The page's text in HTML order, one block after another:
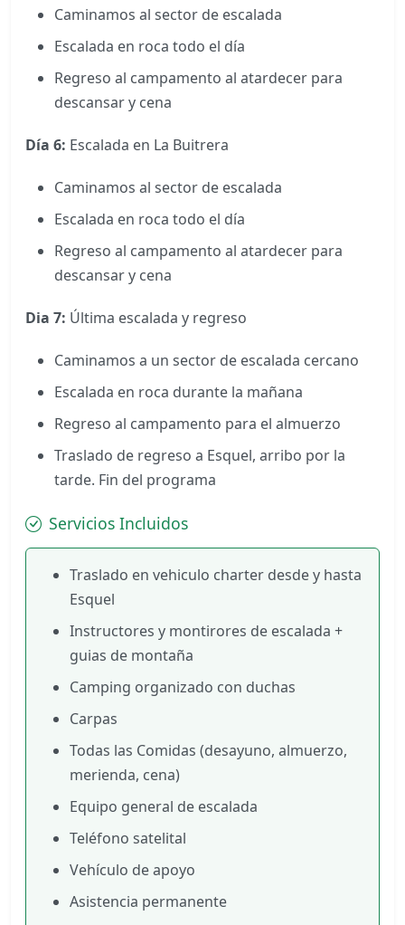
Caminamos al sector de escalada
Escalada en roca todo el día
Regreso al campamento al atardecer para
descansar y cena
Día 6: Escalada en La Buitrera
Caminamos al sector de escalada
Escalada en roca todo el día
Regreso al campamento al atardecer para
descansar y cena
Dia 7: Última escalada y regreso
Caminamos a un sector de escalada cercano
Escalada en roca durante la mañana
Regreso al campamento para el almuerzo
Traslado de regreso a Esquel, arribo por la
tarde. Fin del programa
Servicios Incluidos
Traslado en vehiculo charter desde y hasta
Esquel
Instructores y montirores de escalada +
guias de montaña
Camping organizado con duchas
Carpas
Todas las Comidas (desayuno, almuerzo,
merienda, cena)
Equipo general de escalada
Teléfono satelital
Vehículo de apoyo
Asistencia permanente